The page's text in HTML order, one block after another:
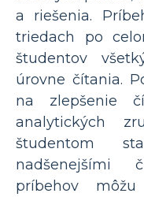
a riešenia.
triedach po
študentov
úrovne čítania.
na zlepšenie
analytických
študentom
nadšenejšími
príbehov